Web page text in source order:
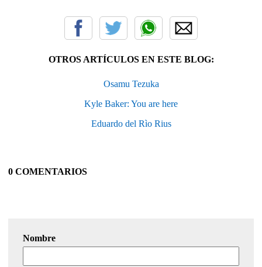
OTROS ARTÍCULOS EN ESTE BLOG:
Osamu Tezuka
Kyle Baker: You are here
Eduardo del Rìo Rius
0 COMENTARIOS
Nombre